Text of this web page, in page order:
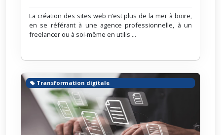
La création des sites web n’est plus de la mer à boire,
en se référant à une agence professionnelle, à un
freelancer ou à soi-même en utilis ...
Transformation digitale